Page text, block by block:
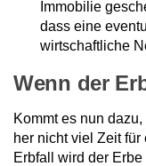
Immobilie
dass eine
wirtschaftliche
Wenn der
Kommt es nun
her nicht viel Zeit
Erbfall wird der